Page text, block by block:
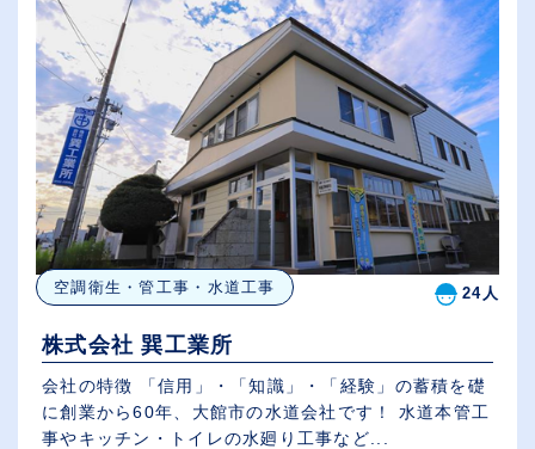
従業員が多い順
空調衛生・管工事・水道工事 24人
株式会社 巽工業所
会社の特徴 「信用」・「知識」・「経験」の蓄積を礎
に創業から60年、大館市の水道会社です！ 水道本管工
事やキッチン・トイレの水廻り工事など...